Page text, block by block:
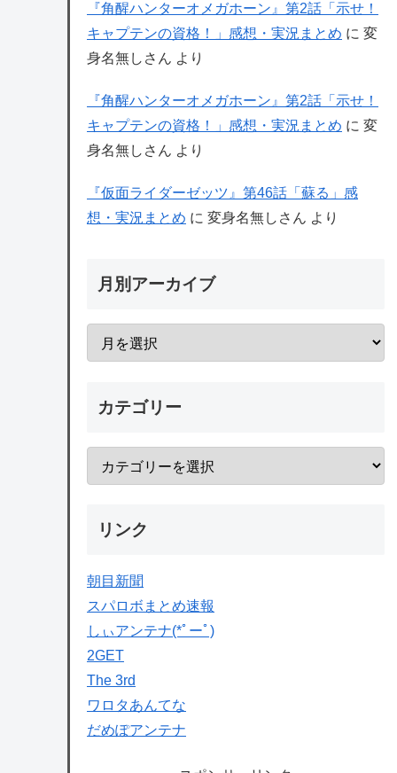
『角醒ハンターオメガホーン』第2話「示せ！
キャプテンの資格！」感想・実況まとめ に 変
身名無しさん より
『角醒ハンターオメガホーン』第2話「示せ！
キャプテンの資格！」感想・実況まとめ に 変
身名無しさん より
『仮面ライダーゼッツ』第46話「蘇る」感
想・実況まとめ に 変身名無しさん より
月別アーカイブ
カテゴリー
リンク
朝目新聞
スパロボまとめ速報
しぃアンテナ(*ﾟーﾟ)
2GET
The 3rd
ワロタあんてな
だめぽアンテナ